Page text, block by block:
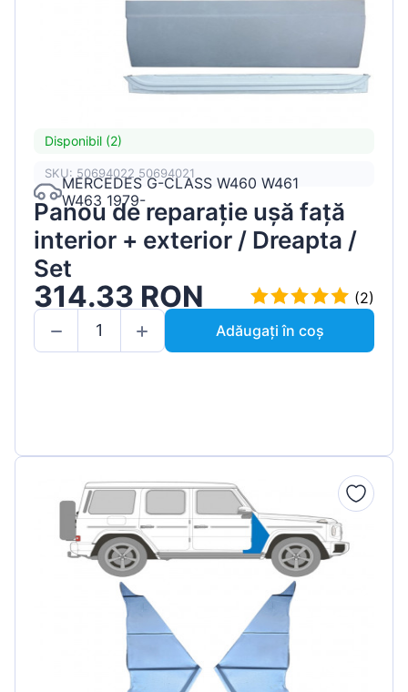
Disponibil (2)
SKU: 50694022 50694021
MERCEDES G-CLASS W460 W461
W463 1979-
Panou de reparație ușă față
interior + exterior / Dreapta /
Set
314.33 RON
(2)
Adăugați în coș